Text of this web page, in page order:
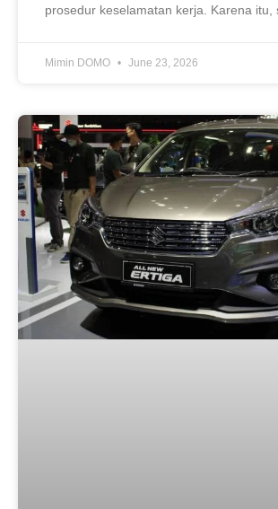
prosedur keselamatan kerja. Karena itu,
Mimin DOMO June 23, 2026